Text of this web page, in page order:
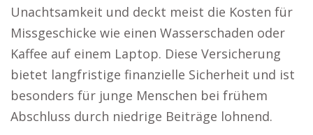
Unachtsamkeit und deckt meist die Kosten für
Missgeschicke wie einen Wasserschaden oder
Kaffee auf einem Laptop. Diese Versicherung
bietet langfristige finanzielle Sicherheit und ist
besonders für junge Menschen bei frühem
Abschluss durch niedrige Beiträge lohnend.